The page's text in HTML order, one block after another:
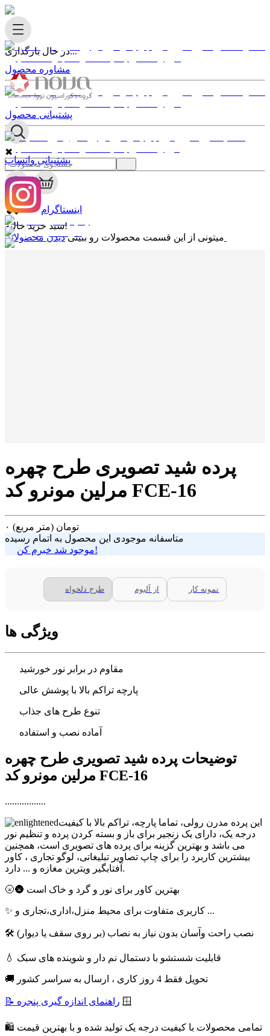
در حال بارگذاری...
✖
0
✖
سبد خرید خالیه!
میتونی از این قسمت محصولات رو ببینی
مشاوره محصول
پشتیبانی محصول
پشتیبانی واتساپ
اینستاگرام
پرده شید تصویری طرح چهره
مرلین مونرو کد FCE-16
۰ تومان (متر مربع)
متاسفانه موجودی این محصول به اتمام رسیده
موجود شد خبرم کن!
طرح دلخواه از آلبوم نمونه کار
ویژگی ها
مقاوم در برابر نور خورشید
پارچه تراکم بالا با پوشش عالی
تنوع طرح های جذاب
آماده نصب و استفاده
توضیحات پرده شید تصویری طرح چهره
مرلین مونرو کد FCE-16
.................
این پرده مدرن رولی، تماما پارچه، تراکم بالا با کیفیت
درجه یک، دارای یک زنجیر برای باز و بسته کردن پرده و تنظیم نور
می باشد و بهترین گزینه برای پرده های تصویری است، همچنین
بیشترین کاربرد را برای چاپ تصاویر تبلیغاتی، لوگو تجاری ، کاور
آفتابگیر ویترین مغازه و ... دارد.
✨ کاربری متفاوت برای محیط منزل،اداری،تجاری و ...
🛠 نصب راحت وآسان بدون نیاز به نصاب (بر روی سقف یا دیوار)
💧 قابلیت شستشو با دستمال نم دار و شوینده های سبک
🚚 تحویل فقط 4 روز کاری ، ارسال به سراسر کشور
📝 راهنمای اندازه گیری پنجره 🪟
🛍 تمامی محصولات با کیفیت درجه یک تولید شده و با بهترین قیمت